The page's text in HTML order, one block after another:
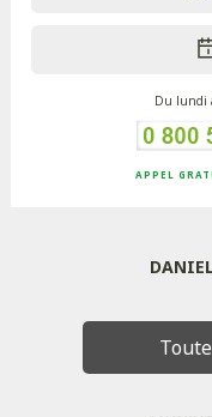
Du lundi
APPEL